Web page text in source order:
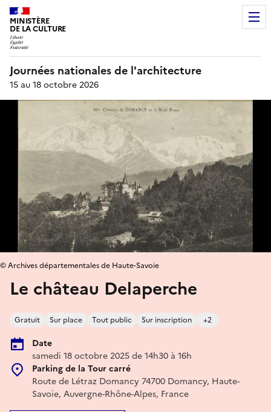
MINISTÈRE
DE LA CULTURE
Journées nationales de l'architecture
15 au 18 octobre 2026
Le château Delaperche
Gratuit Sur place Tout public Sur inscription +2
Date
samedi 18 octobre 2025 de 14h30 à 16h
Parking de la Tour carré
Route de Létraz Domancy 74700 Domancy, Haute-
Savoie, Auvergne-Rhône-Alpes, France
© Archives départementales de Haute-Savoie